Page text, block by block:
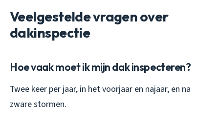
Veelgestelde vragen over
dakinspectie
Hoe vaak moet ik mijn dak inspecteren?
Twee keer per jaar, in het voorjaar en najaar, en na
zware stormen.